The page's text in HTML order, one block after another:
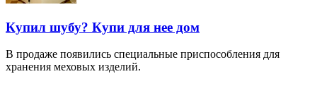
Купил шубу? Купи для нее дом
В продаже появились специальные приспособления для
хранения меховых изделий.